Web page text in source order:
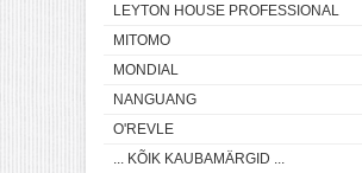
LEYTON HOUSE PROFESSIONAL
MITOMO
MONDIAL
NANGUANG
O'REVLE
... KÕIK KAUBAMÄRGID ...